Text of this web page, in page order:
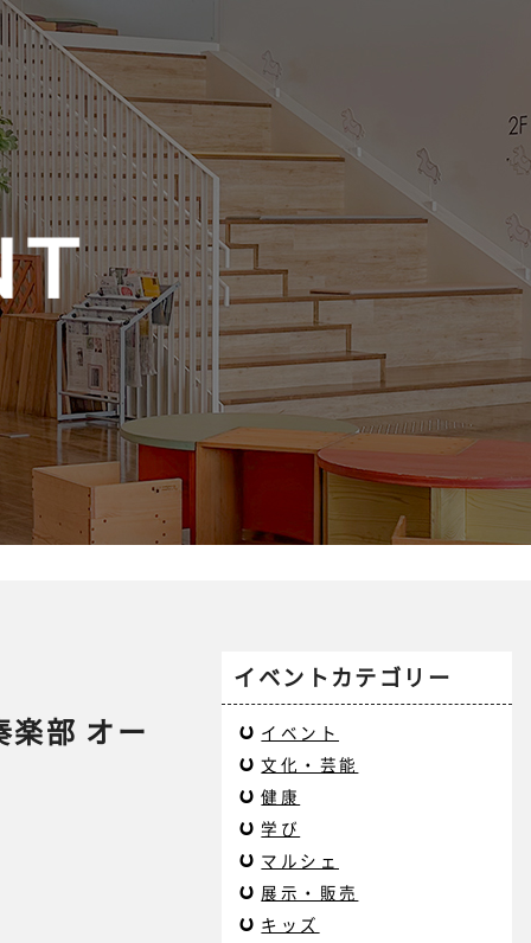
楽部 オー
イベントカテゴリー
イベント
文化・芸能
健康
学び
マルシェ
展示・販売
キッズ